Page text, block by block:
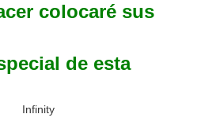
colocaré sus
de esta